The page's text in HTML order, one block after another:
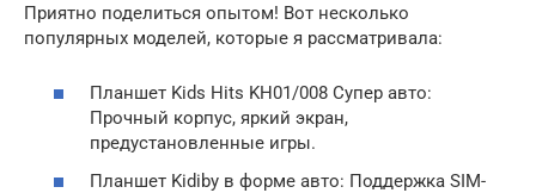
Приятно поделиться опытом! Вот несколько
популярных моделей, которые я рассматривала:
Планшет Kids Hits KH01/008 Супер авто:
Прочный корпус, яркий экран,
предустановленные игры.
Планшет Kidiby в форме авто: Поддержка SIM-